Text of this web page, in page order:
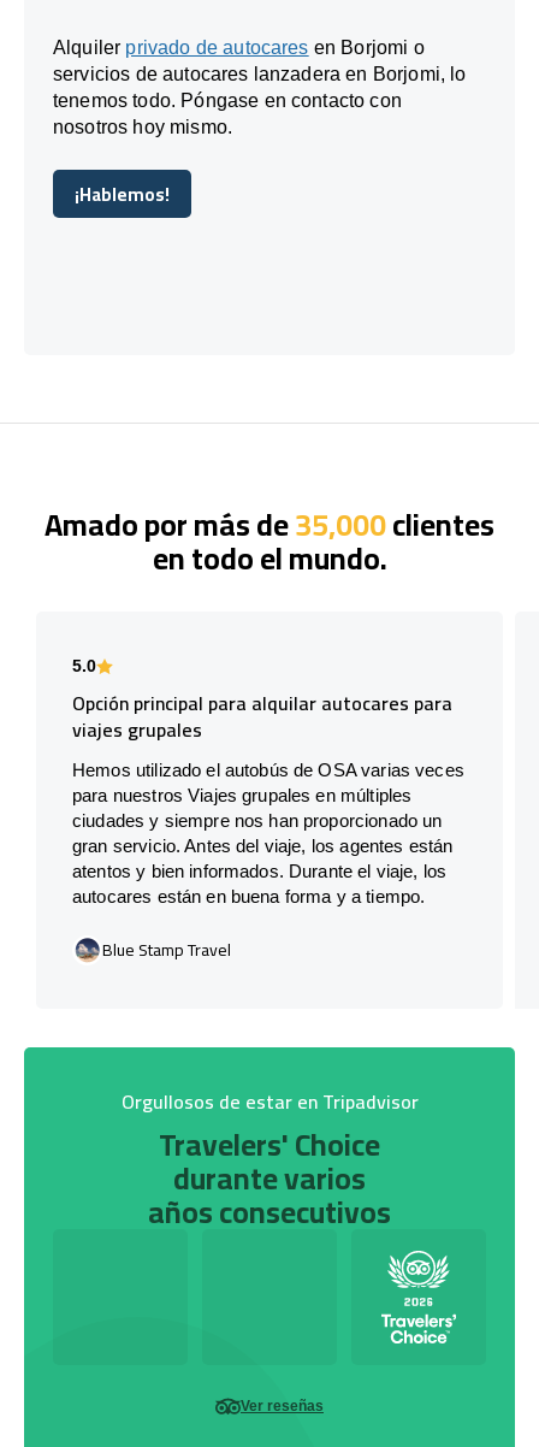
Alquiler privado de autocares en Borjomi o
servicios de autocares lanzadera en Borjomi, lo
tenemos todo. Póngase en contacto con
nosotros hoy mismo.
¡Hablemos!
¡Hablemos!
Amado por más de35,000clientes
en todo el mundo.
5.0
Opción principal para alquilar autocares para
viajes grupales
Hemos utilizado el autobús de OSA varias veces
para nuestros Viajes grupales en múltiples
ciudades y siempre nos han proporcionado un
gran servicio. Antes del viaje, los agentes están
atentos y bien informados. Durante el viaje, los
autocares están en buena forma y a tiempo.
Blue Stamp Travel
Orgullosos de estar en Tripadvisor
Travelers' Choice
durante varios
años consecutivos
Ver reseñas